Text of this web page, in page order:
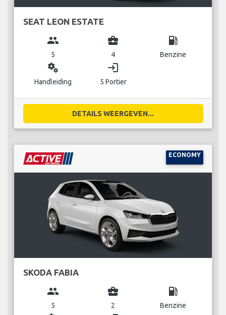
SEAT LEON ESTATE
group
5
business_center
4
local_gas_station
Benzine
miscellaneous_services
Handleiding
login
5 Portier
DETAILS WEERGEVEN...
ECONOMY
SKODA FABIA
group
5
business_center
2
local_gas_station
Benzine